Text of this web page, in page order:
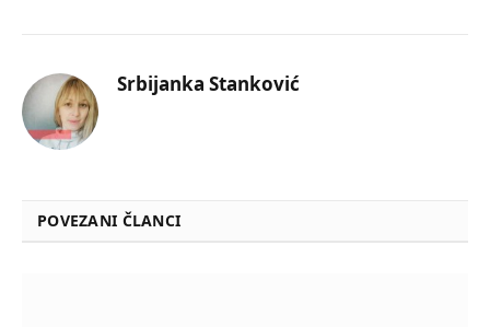
Srbijanka Stanković
POVEZANI ČLANCI